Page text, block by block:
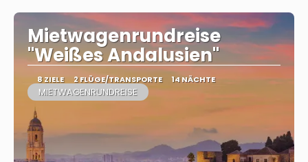
Mietwagenrundreise
"Weißes Andalusien"
8 ZIELE 2 FLÜGE/TRANSPORTE 14 NÄCHTE
MIETWAGENRUNDREISE